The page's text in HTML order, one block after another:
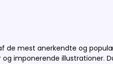
mest anerkendte og
imponerende illustrationer.